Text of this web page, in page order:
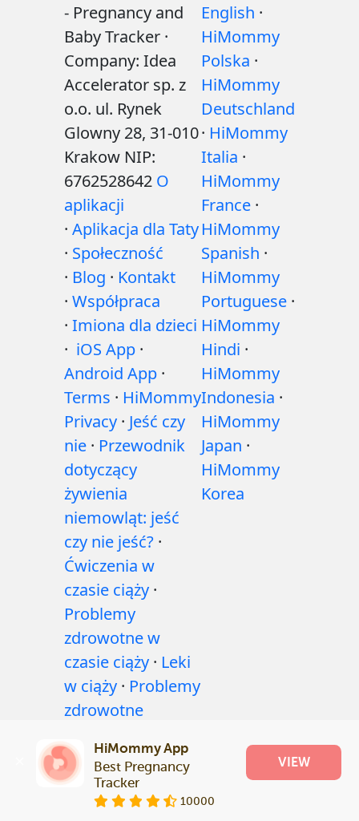
- Pregnancy and
Baby Tracker ·
Company: Idea
Accelerator sp. z
o.o. ul. Rynek
Glowny 28, 31-010
Krakow NIP:
6762528642 O
aplikacji
· Aplikacja dla Taty
· Społeczność
· Blog · Kontakt
· Współpraca
· Imiona dla dzieci
· iOS App ·
Android App ·
Terms · HiMommy
Privacy · Jeść czy
nie · Przewodnik
dotyczący
żywienia
niemowląt: jeść
czy nie jeść? ·
Ćwiczenia w
czasie ciąży ·
Problemy
zdrowotne w
czasie ciąży · Leki
w ciąży · Problemy
zdrowotne
Artykuły·Polityka
redakcyjna
English ·
HiMommy
Polska ·
HiMommy
Deutschland
· HiMommy
Italia ·
HiMommy
France ·
HiMommy
Spanish ·
HiMommy
Portuguese ·
HiMommy
Hindi ·
HiMommy
Indonesia ·
HiMommy
Japan ·
HiMommy
Korea
HiMommy App
Best Pregnancy
Tracker
10000
VIEW